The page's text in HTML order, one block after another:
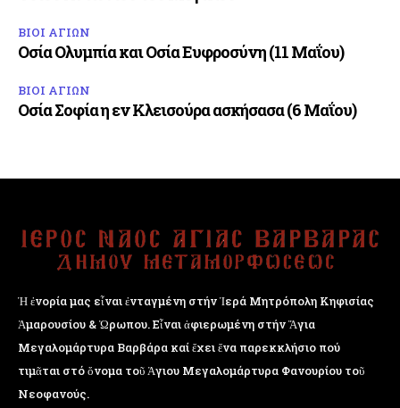
ΒΙΟΙ ΑΓΙΩΝ
Οσία Ολυμπία και Οσία Ευφροσύνη (11 Μαΐου)
ΒΙΟΙ ΑΓΙΩΝ
Οσία Σοφία η εν Κλεισούρα ασκήσασα (6 Μαΐου)
Ἡ ἐνορία μας εἶναι ἐνταγμένη στήν Ἱερά Μητρόπολη Κηφισίας
Ἁμαρουσίου & Ὠρωπου. Εἶναι ἀφιερωμένη στήν Ἅγια
Μεγαλομάρτυρα Βαρβάρα καί ἔχει ἕνα παρεκκλήσιο πού
τιμᾶται στό ὄνομα τοῦ Ἁγιου Μεγαλομάρτυρα Φανουρίου τοῦ
Νεοφανούς.